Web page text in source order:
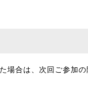
場合は、次回ご参加